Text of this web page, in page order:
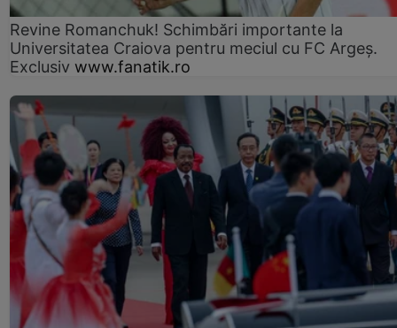
Revine Romanchuk! Schimbări importante la
Universitatea Craiova pentru meciul cu FC Argeş.
Exclusiv www.fanatik.ro